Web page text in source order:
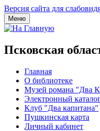
Версия сайта для
Меню
Псковская
Главная
О библиотеке
Музей романа "Два
Электронный
Клуб "Два капитана"
Пушкинская карта
Личный кабинет